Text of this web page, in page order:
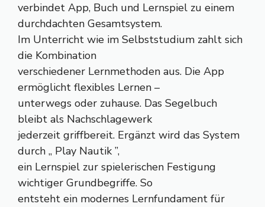
verbindet App, Buch und Lernspiel zu einem
durchdachten Gesamtsystem.
Im Unterricht wie im Selbststudium zahlt sich
die Kombination
verschiedener Lernmethoden aus. Die App
ermöglicht flexibles Lernen –
unterwegs oder zuhause. Das Segelbuch
bleibt als Nachschlagewerk
jederzeit griffbereit. Ergänzt wird das System
durch „ Play Nautik ”,
ein Lernspiel zur spielerischen Festigung
wichtiger Grundbegriffe. So
entsteht ein modernes Lernfundament für